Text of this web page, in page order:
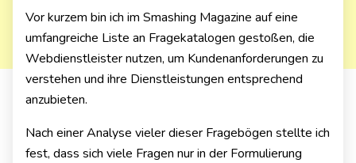
Vor kurzem bin ich im Smashing Magazine auf eine
umfangreiche Liste an Fragekatalogen gestoßen, die
Webdienstleister nutzen, um Kundenanforderungen zu
verstehen und ihre Dienstleistungen entsprechend
anzubieten.
Nach einer Analyse vieler dieser Fragebögen stellte ich
fest, dass sich viele Fragen nur in der Formulierung